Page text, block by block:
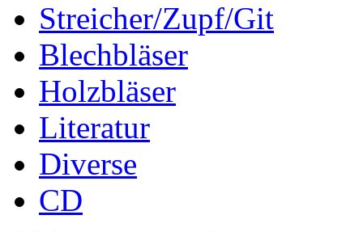
Streicher/Zupf/Git
Blechbläser
Holzbläser
Literatur
Diverse
CD